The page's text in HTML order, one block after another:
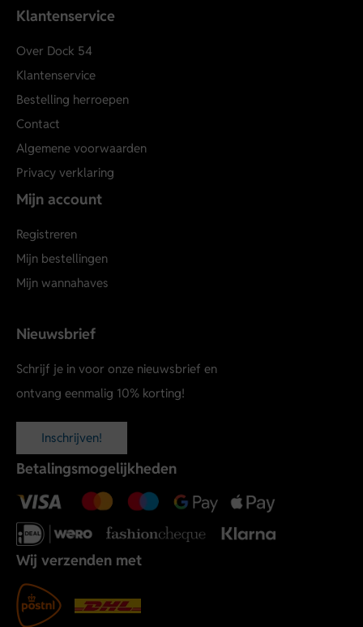
Klantenservice
Over Dock 54
Klantenservice
Bestelling herroepen
Contact
Algemene voorwaarden
Privacy verklaring
Mijn account
Registreren
Mijn bestellingen
Mijn wannahaves
Nieuwsbrief
Schrijf je in voor onze nieuwsbrief en
ontvang eenmalig 10% korting!
Inschrijven!
Betalingsmogelijkheden
Wij verzenden met